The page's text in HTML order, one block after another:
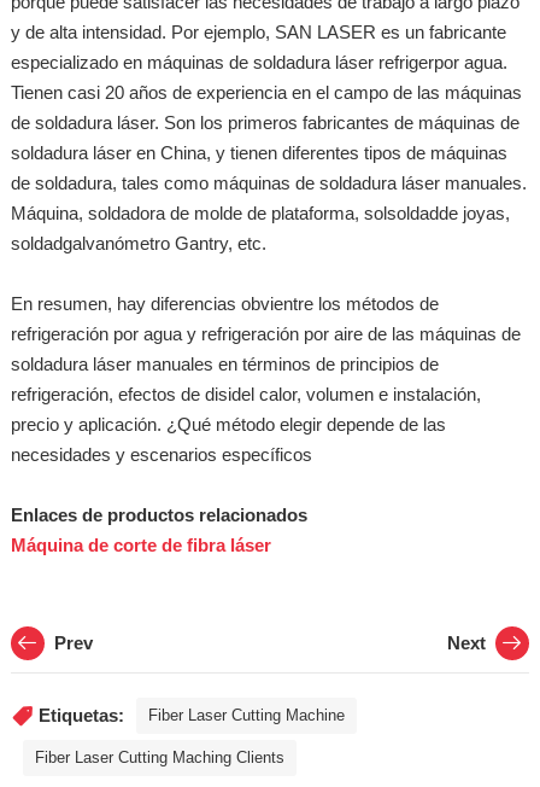
y de alta intensidad. Por ejemplo, SAN LASER es un fabricante
especializado en máquinas de soldadura láser refrigerpor agua.
Tienen casi 20 años de experiencia en el campo de las máquinas
de soldadura láser. Son los primeros fabricantes de máquinas de
soldadura láser en China, y tienen diferentes tipos de máquinas
de soldadura, tales como máquinas de soldadura láser manuales.
Máquina, soldadora de molde de plataforma, solsoldadde joyas,
soldadgalvanómetro Gantry, etc.
En resumen, hay diferencias obvientre los métodos de
refrigeración por agua y refrigeración por aire de las máquinas de
soldadura láser manuales en términos de principios de
refrigeración, efectos de disidel calor, volumen e instalación,
precio y aplicación. ¿Qué método elegir depende de las
necesidades y escenarios específicos
Enlaces de productos relacionados
Máquina de corte de fibra láser
Prev Next
Etiquetas: Fiber Laser Cutting Machine
Fiber Laser Cutting Maching Clients